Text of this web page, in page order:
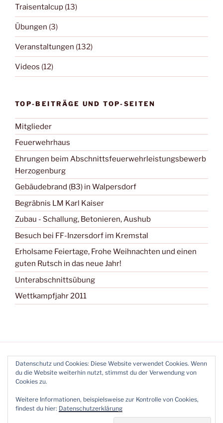
Traisentalcup (13)
Übungen (3)
Veranstaltungen (132)
Videos (12)
TOP-BEITRÄGE UND TOP-SEITEN
Mitglieder
Feuerwehrhaus
Ehrungen beim Abschnittsfeuerwehrleistungsbewerb
Herzogenburg
Gebäudebrand (B3) in Walpersdorf
Begräbnis LM Karl Kaiser
Zubau - Schallung, Betonieren, Aushub
Besuch bei FF-Inzersdorf im Kremstal
Erholsame Feiertage, Frohe Weihnachten und einen
guten Rutsch in das neue Jahr!
Unterabschnittsübung
Wettkampfjahr 2011
WKG2
Datenschutz und Cookies: Diese Website verwendet Cookies. Wenn
du die Website weiterhin nutzt, stimmst du der Verwendung von
Cookies zu.
Weitere Informationen, beispielsweise zur Kontrolle von Cookies,
findest du hier: Datenschutzerklärung